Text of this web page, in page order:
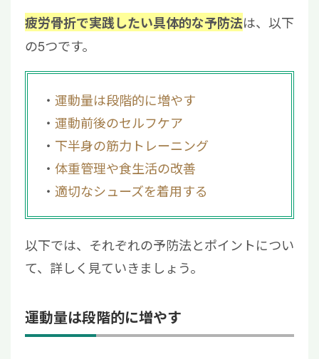
疲労骨折で実践したい具体的な予防法は、以下
の5つです。
運動量は段階的に増やす
運動前後のセルフケア
下半身の筋力トレーニング
体重管理や食生活の改善
適切なシューズを着用する
以下では、それぞれの予防法とポイントについ
て、詳しく見ていきましょう。
運動量は段階的に増やす